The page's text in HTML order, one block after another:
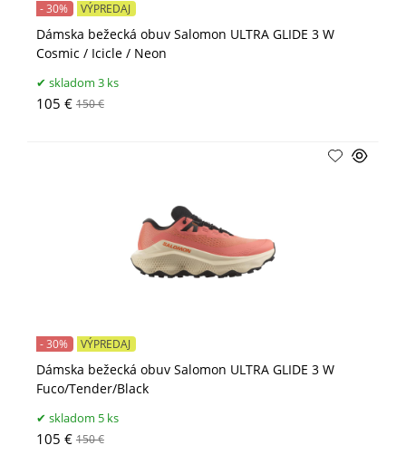
Dámska bežecká obuv Salomon ULTRA GLIDE 3 W
Cosmic / Icicle / Neon
- 30% VÝPREDAJ
skladom 3 ks
105 € 150 €
Dámska bežecká obuv Salomon ULTRA GLIDE 3 W
Fuco/Tender/Black
- 30% VÝPREDAJ
skladom 5 ks
105 € 150 €